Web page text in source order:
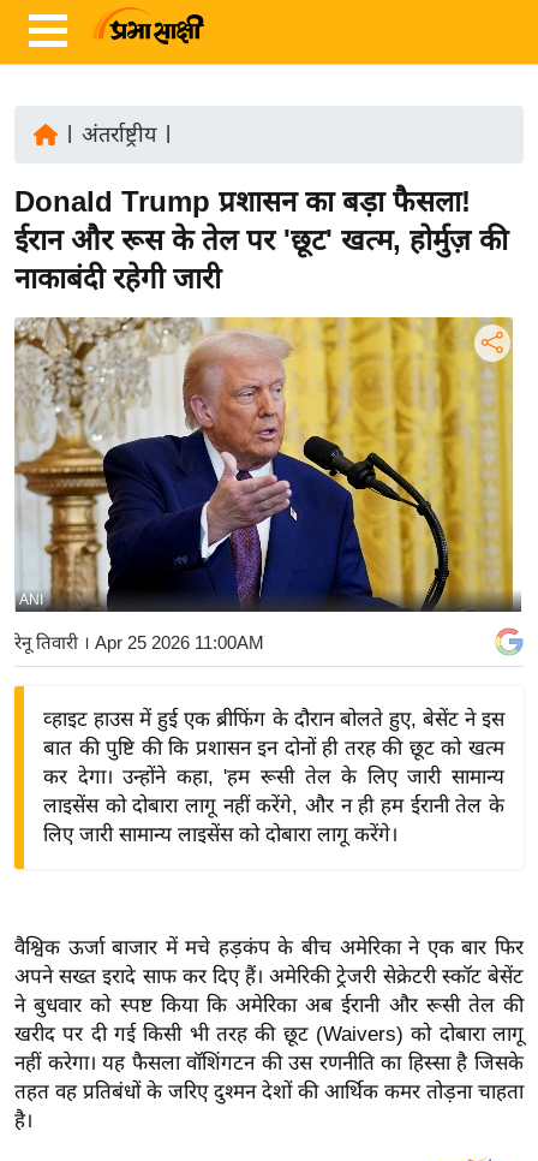
ज़ा
ख
ब
र
रा
ष्ट्री
य
अं
त
र्रा
बि
ज़
ने
द्यो
शे
ष
ज्ञ
रा
य
ब
अंतर्राष्ट्रीय|
Donald Trump प्रशासन का बड़ा फैसला!
ईरान और रूस के तेल पर 'छूट' खत्म, होर्मुज़ की
नाकाबंदी रहेगी जारी
ANI
रेनू तिवारी । Apr 25 2026 11:00AM
व्हाइट हाउस में हुई एक ब्रीफिंग के दौरान बोलते हुए, बेसेंट ने इस
बात की पुष्टि की कि प्रशासन इन दोनों ही तरह की छूट को खत्म
कर देगा। उन्होंने कहा, 'हम रूसी तेल के लिए जारी सामान्य
लाइसेंस को दोबारा लागू नहीं करेंगे, और न ही हम ईरानी तेल के
लिए जारी सामान्य लाइसेंस को दोबारा लागू करेंगे।
वैश्विक ऊर्जा बाजार में मचे हड़कंप के बीच अमेरिका ने एक बार फिर
अपने सख्त इरादे साफ कर दिए हैं। अमेरिकी ट्रेजरी सेक्रेटरी स्कॉट बेसेंट
ने बुधवार को स्पष्ट किया कि अमेरिका अब ईरानी और रूसी तेल की
खरीद पर दी गई किसी भी तरह की छूट (Waivers) को दोबारा लागू
नहीं करेगा। यह फैसला वॉशिंगटन की उस रणनीति का हिस्सा है जिसके
तहत वह प्रतिबंधों के जरिए दुश्मन देशों की आर्थिक कमर तोड़ना चाहता
है।